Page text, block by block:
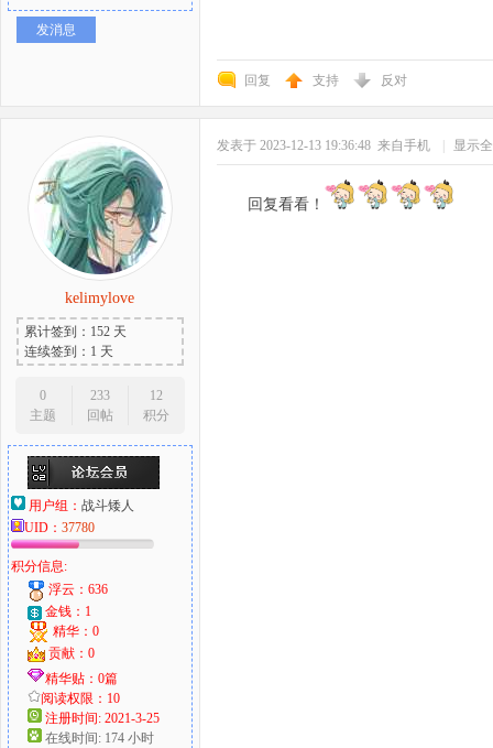
发消息
回复 支持 反对
kelimylove
累计签到：152 天
连续签到：1 天
0
主题
233
回帖
12
积分
用户组： 战斗矮人
UID： 37780
积分信息:
浮云：636
金钱：1
精华：0
贡献：0
精华贴：0篇
阅读权限：10
注册时间: 2021-3-25
在线时间: 174 小时
发表于 2023-12-13 19:36:48 来自手机 显示
回复看看！